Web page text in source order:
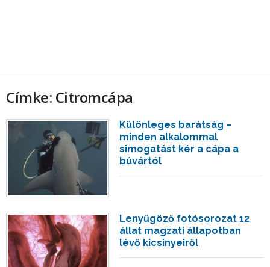
Címke: Citromcápa
Különleges barátság –
minden alkalommal
simogatást kér a cápa a
búvártól
Lenyűgöző fotósorozat 12
állat magzati állapotban
lévő kicsinyeiről